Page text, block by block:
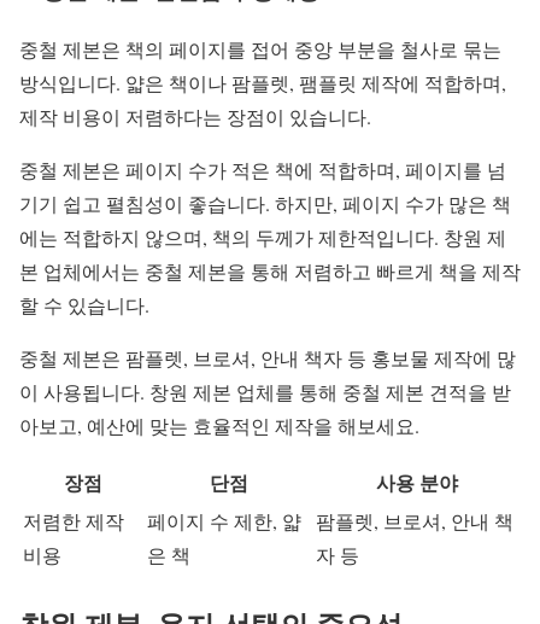
중철 제본은 책의 페이지를 접어 중앙 부분을 철사로 묶는
방식입니다. 얇은 책이나 팜플렛, 팸플릿 제작에 적합하며,
제작 비용이 저렴하다는 장점이 있습니다.
중철 제본은 페이지 수가 적은 책에 적합하며, 페이지를 넘
기기 쉽고 펼침성이 좋습니다. 하지만, 페이지 수가 많은 책
에는 적합하지 않으며, 책의 두께가 제한적입니다. 창원 제
본 업체에서는 중철 제본을 통해 저렴하고 빠르게 책을 제작
할 수 있습니다.
중철 제본은 팜플렛, 브로셔, 안내 책자 등 홍보물 제작에 많
이 사용됩니다. 창원 제본 업체를 통해 중철 제본 견적을 받
아보고, 예산에 맞는 효율적인 제작을 해보세요.
장점 단점 사용 분야
저렴한 제작
비용
페이지 수 제한, 얇
은 책
팜플렛, 브로셔, 안내 책
자 등